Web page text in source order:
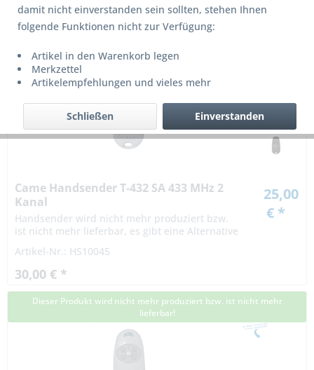
1 von2
Dieser Produkt wird nicht mehr produziert bzw. ist nicht mehr
lieferbar!
Came Handsender T-432 SA 433 MHz 2
Kanal
Handsender wird nicht mehr produziert bzw.
ist nicht mehr lieferbar, es gibt eine Alternative
Artikel-Nr.: HS10045
30,00 € *
25,00
€ *
Dieser Produkt wird nicht mehr produziert bzw. ist nicht mehr
lieferbar!
damit nicht einverstanden sein sollten, stehen Ihnen
folgende Funktionen nicht zur Verfügung:
Artikel in den Warenkorb legen
Merkzettel
Artikelempfehlungen und vieles mehr
Einverstanden
Schließen